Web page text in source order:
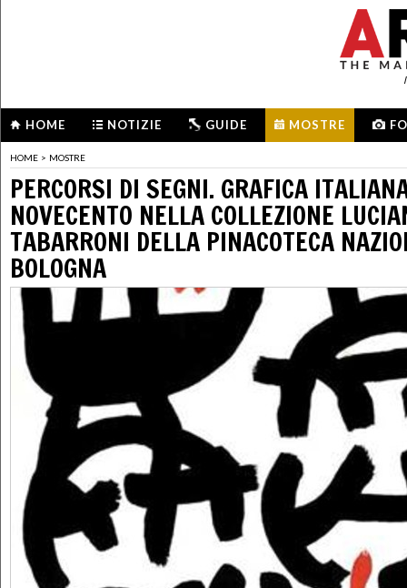
HOME NOTIZIE GUIDE MOSTRE
HOME > MOSTRE
PERCORSI DI SEGNI. GRAFICA
NOVECENTO NELLA COLLEZIONE
TABARRONI DELLA PINACOTECA
BOLOGNA